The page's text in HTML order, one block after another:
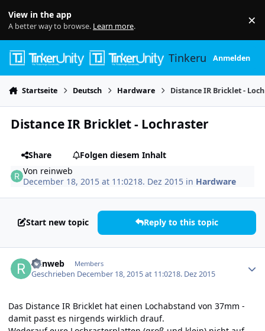
View in the app
A better way to browse. Learn more. ×
TinkerunityAnmelden
Startseite Deutsch Hardware Distance IR Bricklet -
Distance IR Bricklet - Lochraster
Share
Folgen diesem Inhalt
Von reinweb
December 18, 2015 at 11:0218. Dez 2015 in Hardware
Start new topic Reply to this topic
reinweb Members
Geschrieben December 18, 2015 at 11:0218. Dez 2015
Das Distance IR Bricklet hat einen Lochabstand von 37mm -
damit passt es nirgends wirklich drauf.